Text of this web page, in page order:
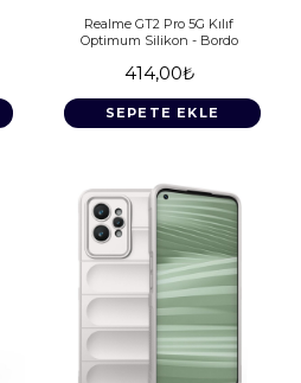
Realme GT2 Pro 5G Kılıf
Optimum Silikon - Bordo
414,00₺
SEPETE EKLE